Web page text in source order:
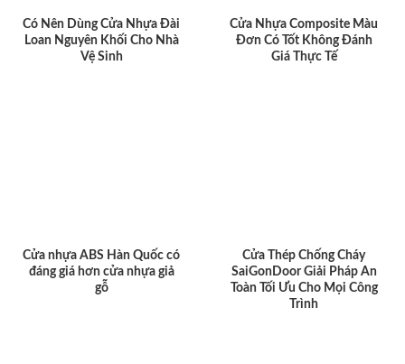
Có Nên Dùng Cửa Nhựa Đài
Loan Nguyên Khối Cho Nhà
Vệ Sinh
Cửa Nhựa Composite Màu
Đơn Có Tốt Không Đánh
Giá Thực Tế
Cửa nhựa ABS Hàn Quốc có
đáng giá hơn cửa nhựa giả
gỗ
Cửa Thép Chống Cháy
SaiGonDoor Giải Pháp An
Toàn Tối Ưu Cho Mọi Công
Trình